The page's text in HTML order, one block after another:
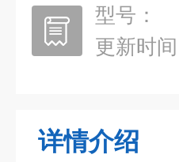
型号：
更新时间
详情介绍